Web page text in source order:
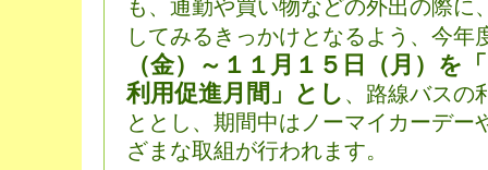
も、通勤や買い物などの外出の際に
してみるきっかけとなるよう、今年
（金）～１１月１５日（月）を
利用促進月間」とし 、路線バスの
ととし、期間中はノーマイカーデー
ざまな取組が行われます。